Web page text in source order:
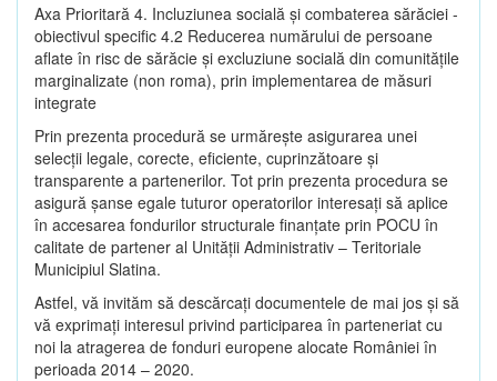
Axa Prioritară 4. Incluziunea socială și combaterea sărăciei -
obiectivul specific 4.2 Reducerea numărului de persoane
aflate în risc de sărăcie și excluziune socială din comunitățile
marginalizate (non roma), prin implementarea de măsuri
integrate
Prin prezenta procedură se urmăreşte asigurarea unei
selecții legale, corecte, eficiente, cuprinzătoare şi
transparente a partenerilor. Tot prin prezenta procedura se
asigură şanse egale tuturor operatorilor interesaţi să aplice
în accesarea fondurilor structurale finanţate prin POCU în
calitate de partener al Unității Administrativ – Teritoriale
Municipiul Slatina.
Astfel, vă invităm să descărcați documentele de mai jos și să
vă exprimați interesul privind participarea în parteneriat cu
noi la atragerea de fonduri europene alocate României în
perioada 2014 – 2020.